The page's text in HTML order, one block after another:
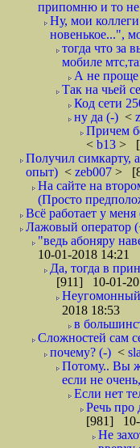
припомню и то
Ну, мои
новенькое...",
тогда что за
мобиле
А не проще
Так на чьей
Код сети
ну да (-) <
Причем
< b13 >
Получил симкарту,
опыт) < zeb007 >
На сайте на
(Просто
Всё работает у меня
Лажовый оператор
"ведь абоняру
10-01-2018 14:21
Да, тогда в
[911] 10-01-
2018 18:53
в
Сложностей сам
почему? (-) <
Потому.. Вы
если не
Если нет
Речь про
[981] 10-
Не